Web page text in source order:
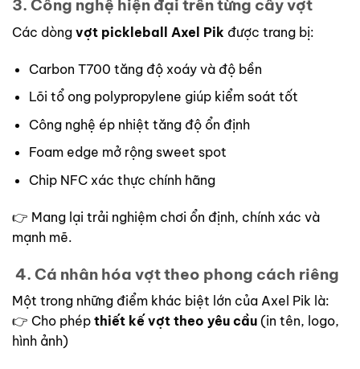
3. Công nghệ hiện đại trên từng cây vợt
Các dòng vợt pickleball Axel Pik được trang bị:
Carbon T700 tăng độ xoáy và độ bền
Lõi tổ ong polypropylene giúp kiểm soát tốt
Công nghệ ép nhiệt tăng độ ổn định
Foam edge mở rộng sweet spot
Chip NFC xác thực chính hãng
👉 Mang lại trải nghiệm chơi ổn định, chính xác và
mạnh mẽ.
4. Cá nhân hóa vợt theo phong cách riêng
Một trong những điểm khác biệt lớn của Axel Pik là:
👉 Cho phép thiết kế vợt theo yêu cầu (in tên, logo,
hình ảnh)